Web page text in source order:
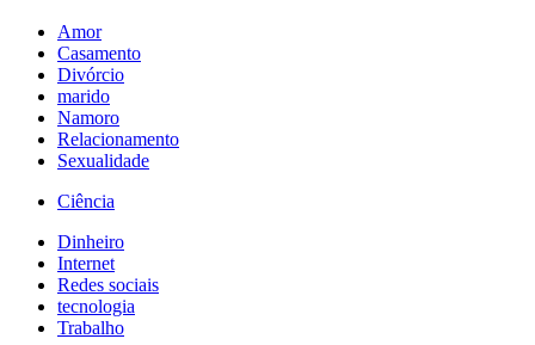
Amor
Casamento
Divórcio
marido
Namoro
Relacionamento
Sexualidade
Ciência
Dinheiro
Internet
Redes sociais
tecnologia
Trabalho